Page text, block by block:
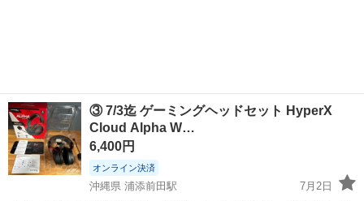
③ 7/3迄 ゲーミングヘッドセット HyperX
Cloud Alpha W…
6,400円
オンライン決済
沖縄県 浦添前田駅
7月2日